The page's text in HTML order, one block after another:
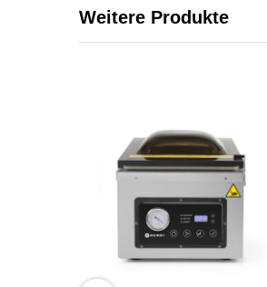
Weitere Produkte